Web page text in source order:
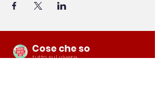
Cose che so
tutto sul vivere